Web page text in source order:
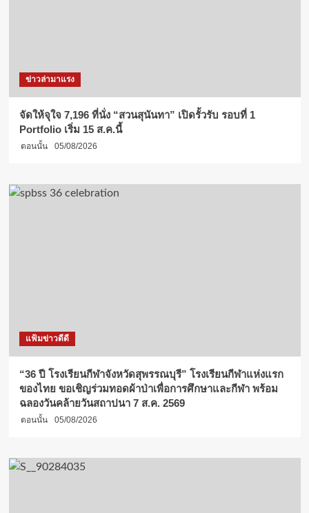
ข่าวล่ามาแรง
จัดให้จุใจ 7,196 ที่นั่ง “สวนสุนันทา” เปิดรั้วรับ รอบที่ 1
Portfolio เริ่ม 15 ส.ค.นี้
ตอนนั้น 05/08/2026
แฟ้มข่าวดีดี
“36 ปี โรงเรียนกีฬาจังหวัดสุพรรณบุรี” โรงเรียนกีฬาแห่งแรก
ของไทย ขอเชิญร่วมทอดผ้าป่าเพื่อการศึกษาและกีฬา พร้อม
ฉลองวันคล้ายวันสถาปนา 7 ส.ค. 2569
ตอนนั้น 05/08/2026